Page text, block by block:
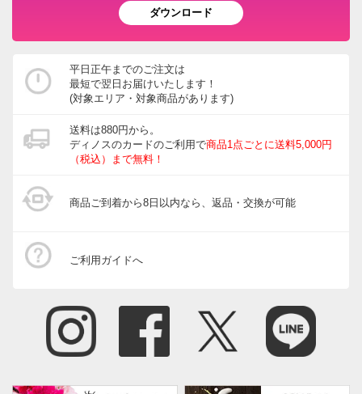
ダウンロード
平日正午までのご注文は
最短で翌日お届けいたします！
(対象エリア・対象商品があります)
送料は880円から。
ディノスのカードのご利用で商品1点ごとに送料5,000円
（税込）まで無料！
商品ご到着から8日以内なら、返品・交換が可能
ご利用ガイドへ